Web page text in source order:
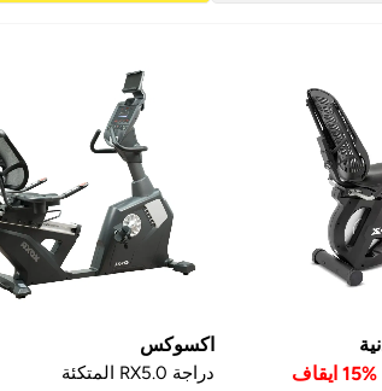
15% ايقاف
اكسوكس
دراجة RX5.0 المتكئة